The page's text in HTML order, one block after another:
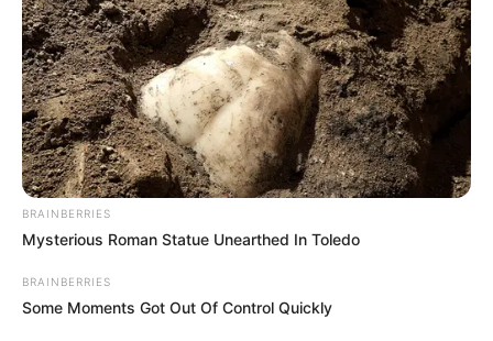
Πατήστε στον player για να ακούσετε ζωντανά
τον Γιώργο Κουτελίνη στον Πτήση 103,2 fm
BRAINBERRIES
Mysterious Roman Statue Unearthed In Toledo
BRAINBERRIES
Some Moments Got Out Of Control Quickly